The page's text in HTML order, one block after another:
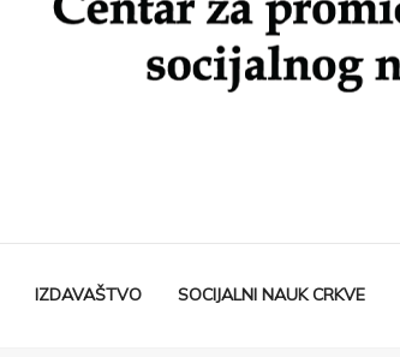
IZDAVAŠTVO SOCIJALNI NAUK CRKVE